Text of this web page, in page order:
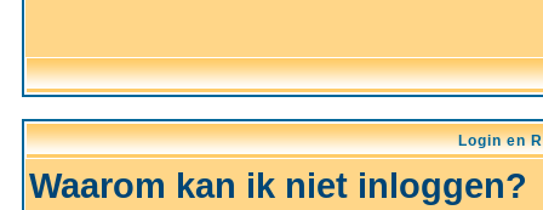
Login en
Waarom kan ik niet inloggen?